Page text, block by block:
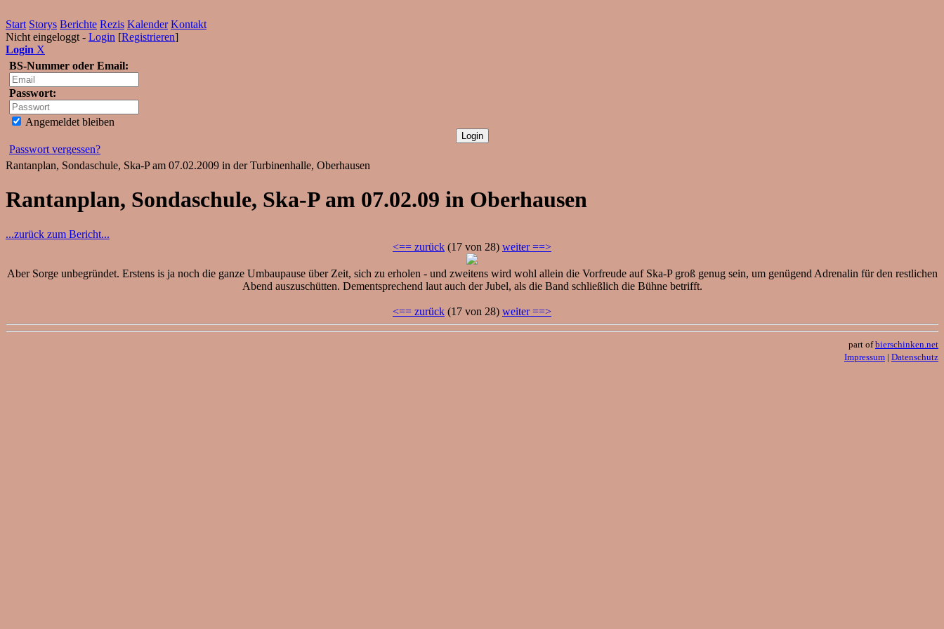
Start Storys Berichte Rezis Kalender Kontakt
Nicht eingeloggt - Login [Registrieren]
Login X
BS-Nummer oder Email:
Passwort:
Angemeldet bleiben
Passwort vergessen?
Rantanplan, Sondaschule, Ska-P am 07.02.2009 in der Turbinenhalle, Oberhausen
Rantanplan, Sondaschule, Ska-P am 07.02.09 in Oberhausen
...zurück zum Bericht...
<== zurück (17 von 28) weiter ==>
Aber Sorge unbegründet. Erstens is ja noch die ganze Umbaupause über Zeit, sich zu erholen - und zweitens wird wohl allein die Vorfreude auf Ska-P groß genug sein, um genügend Adrenalin für den restlichen
Abend auszuschütten. Dementsprechend laut auch der Jubel, als die Band schließlich die Bühne betrifft.
<== zurück (17 von 28) weiter ==>
part ofbierschinken.net
Impressum | Datenschutz